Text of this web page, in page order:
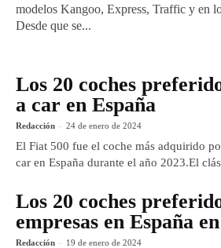
modelos Kangoo, Express, Traffic y en
Desde que se...
Los 20 coches
a car en España
Redacción - 24 de enero de 2024
El Fiat 500 fue el coche más adquirido
car en España durante el año 2023.El
Los 20 coches
empresas en España
Redacción - 19 de enero de 2024